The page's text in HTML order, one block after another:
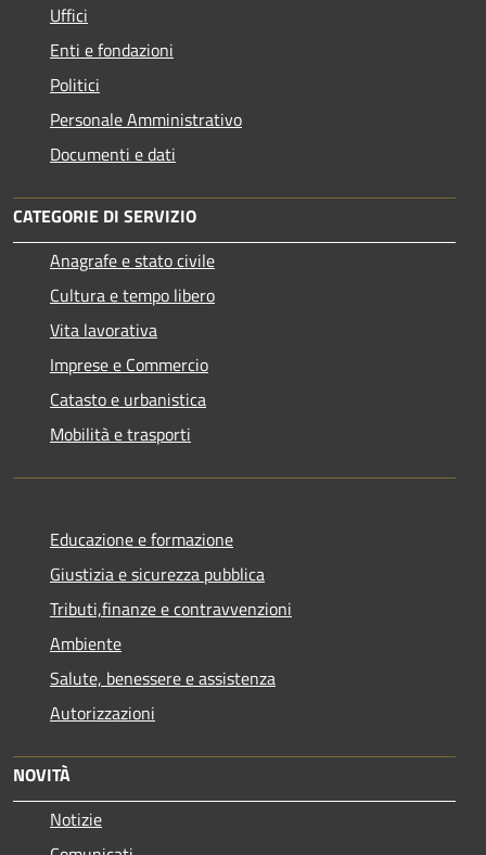
Uffici
Enti e fondazioni
Politici
Personale Amministrativo
Documenti e dati
CATEGORIE DI SERVIZIO
Anagrafe e stato civile
Cultura e tempo libero
Vita lavorativa
Imprese e Commercio
Catasto e urbanistica
Mobilità e trasporti
Educazione e formazione
Giustizia e sicurezza pubblica
Tributi,finanze e contravvenzioni
Ambiente
Salute, benessere e assistenza
Autorizzazioni
NOVITÀ
Notizie